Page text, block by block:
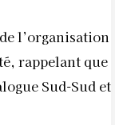
l’organisation
rappelant que
Sud-Sud et